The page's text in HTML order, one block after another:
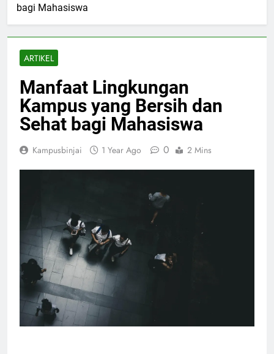
bagi Mahasiswa
ARTIKEL
Manfaat Lingkungan
Kampus yang Bersih dan
Sehat bagi Mahasiswa
Kampusbinjai 1 Year Ago 0 2 Mins